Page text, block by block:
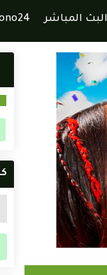
البث المباشر